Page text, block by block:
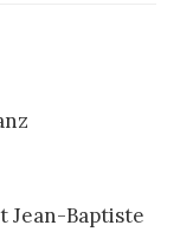
Jean-Baptiste